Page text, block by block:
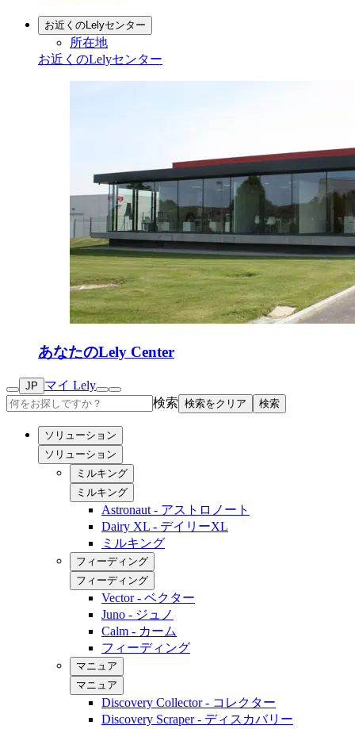
お近くのLelyセンター
所在地
お近くのLelyセンター
あなたのLely Center
JP
マイ Lely
検索 検索をクリア 検索
ソリューション
ソリューション
ミルキング
ミルキング
Astronaut - アストロノート
Dairy XL - デイリーXL
ミルキング
フィーディング
フィーディング
Vector - ベクター
Juno - ジュノ
Calm - カーム
フィーディング
マニュア
マニュア
Discovery Collector - コレクター
Discovery Scraper - ディスカバリー